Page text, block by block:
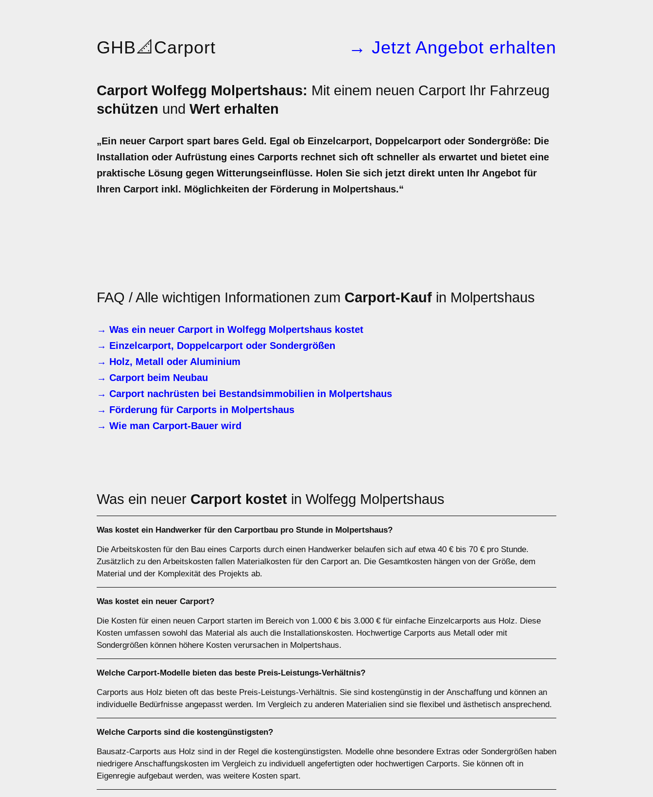
GHB📐Carport → Jetzt Angebot erhalten
Carport Wolfegg Molpertshaus: Mit einem neuen Carport Ihr Fahrzeug
schützen und Wert erhalten
„Ein neuer Carport spart bares Geld. Egal ob Einzelcarport, Doppelcarport oder Sondergröße: Die
Installation oder Aufrüstung eines Carports rechnet sich oft schneller als erwartet und bietet eine
praktische Lösung gegen Witterungseinflüsse. Holen Sie sich jetzt direkt unten Ihr Angebot für
Ihren Carport inkl. Möglichkeiten der Förderung in Molpertshaus.“
FAQ / Alle wichtigen Informationen zum Carport-Kauf in Molpertshaus
→ Was ein neuer Carport in Wolfegg Molpertshaus kostet
→ Einzelcarport, Doppelcarport oder Sondergrößen
→ Holz, Metall oder Aluminium
→ Carport beim Neubau
→ Carport nachrüsten bei Bestandsimmobilien in Molpertshaus
→ Förderung für Carports in Molpertshaus
→ Wie man Carport-Bauer wird
Was ein neuer Carport kostet in Wolfegg Molpertshaus
Was kostet ein Handwerker für den Carportbau pro Stunde in Molpertshaus?
Die Arbeitskosten für den Bau eines Carports durch einen Handwerker belaufen sich auf etwa 40 € bis 70 € pro Stunde.
Zusätzlich zu den Arbeitskosten fallen Materialkosten für den Carport an. Die Gesamtkosten hängen von der Größe, dem
Material und der Komplexität des Projekts ab.
Was kostet ein neuer Carport?
Die Kosten für einen neuen Carport starten im Bereich von 1.000 € bis 3.000 € für einfache Einzelcarports aus Holz. Diese
Kosten umfassen sowohl das Material als auch die Installationskosten. Hochwertige Carports aus Metall oder mit
Sondergrößen können höhere Kosten verursachen in Molpertshaus.
Welche Carport-Modelle bieten das beste Preis-Leistungs-Verhältnis?
Carports aus Holz bieten oft das beste Preis-Leistungs-Verhältnis. Sie sind kostengünstig in der Anschaffung und können an
individuelle Bedürfnisse angepasst werden. Im Vergleich zu anderen Materialien sind sie flexibel und ästhetisch ansprechend.
Welche Carports sind die kostengünstigsten?
Bausatz-Carports aus Holz sind in der Regel die kostengünstigsten. Modelle ohne besondere Extras oder Sondergrößen haben
niedrigere Anschaffungskosten im Vergleich zu individuell angefertigten oder hochwertigen Carports. Sie können oft in
Eigenregie aufgebaut werden, was weitere Kosten spart.